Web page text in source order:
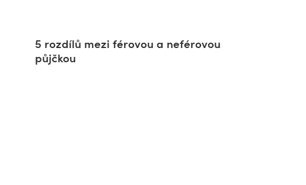
5 rozdílů mezi férovou a neférovou
půjčkou